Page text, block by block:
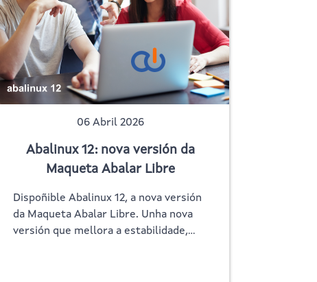
06 Abril 2026
Abalinux 12: nova versión da
Maqueta Abalar Libre
Dispoñible Abalinux 12, a nova versión
da Maqueta Abalar Libre. Unha nova
versión que mellora a estabilidade,…